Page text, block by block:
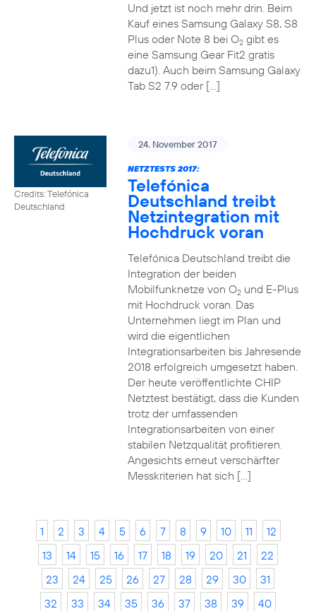
Und jetzt ist noch mehr drin. Beim
Kauf eines Samsung Galaxy S8, S8
Plus oder Note 8 bei O2gibt es
eine Samsung Gear Fit2 gratis
dazu1). Auch beim Samsung Galaxy
Tab S2 7.9 oder […]
Credits: Telefónica
Deutschland
24. November 2017
NETZTESTS 2017:
Telefónica
Deutschland treibt
Netzintegration mit
Hochdruck voran
Telefónica Deutschland treibt die
Integration der beiden
Mobilfunknetze von O2und E-Plus
mit Hochdruck voran. Das
Unternehmen liegt im Plan und
wird die eigentlichen
Integrationsarbeiten bis Jahresende
2018 erfolgreich umgesetzt haben.
Der heute veröffentlichte CHIP
Netztest bestätigt, dass die Kunden
trotz der umfassenden
Integrationsarbeiten von einer
stabilen Netzqualität profitieren.
Angesichts erneut verschärfter
Messkriterien hat sich […]
1 2 3 4 5 6 7 8 9 10 11
12
13
14 15 16 17 18 19 20 21
22
23
24 25 26 27 28 29 30
31
32
33 34 35 36 37 38 39
40